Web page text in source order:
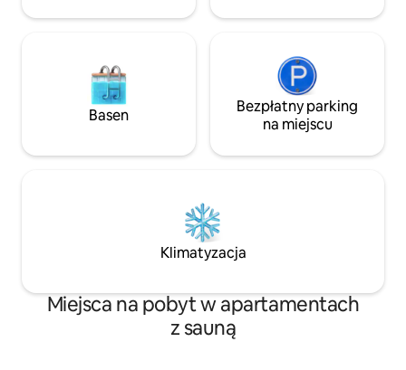
zarezerwuj z wyprzedzeniem
Basen
Bezpłatny parking
na miejscu
Klimatyzacja
Miejsca na pobyt w apartamentach
z sauną